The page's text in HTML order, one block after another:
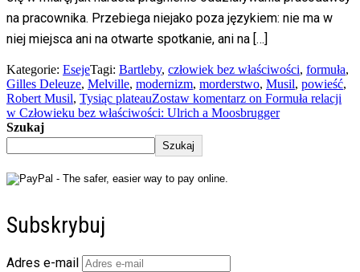
na pracownika. Przebiega niejako poza językiem: nie ma w
niej miejsca ani na otwarte spotkanie, ani na […]
Kategorie: EsejeTagi: Bartleby, człowiek bez właściwości, formuła,
Gilles Deleuze, Melville, modernizm, morderstwo, Musil, powieść,
Robert Musil, Tysiąc plateauZostaw komentarz on Formuła relacji
w Człowieku bez właściwości: Ulrich a Moosbrugger
Szukaj
Szukaj
Subskrybuj
Adres e-mail